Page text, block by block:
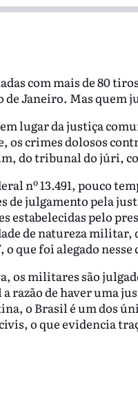
com mais de 80
Janeiro. Mas quem
lugar da justiça
crimes dolosos
do tribunal do júri,
nº 13.491, pouco
de julgamento pela
estabelecidas pelo
de natureza militar,
que foi alegado nesse
militares são
razão de haver uma
o Brasil é um dos
o que evidencia